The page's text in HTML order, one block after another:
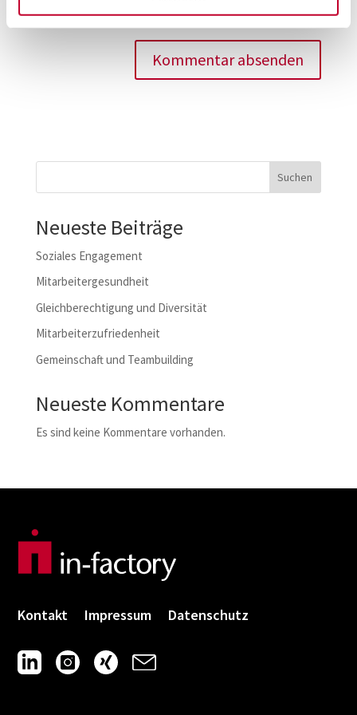
Browser für meinen nächsten Kommentar speichern.
Suchen
Neueste Beiträge
Soziales Engagement
Mitarbeitergesundheit
Gleichberechtigung und Diversität
Mitarbeiterzufriedenheit
Gemeinschaft und Teambuilding
Neueste Kommentare
Es sind keine Kommentare vorhanden.
Kontakt Impressum Datenschutz